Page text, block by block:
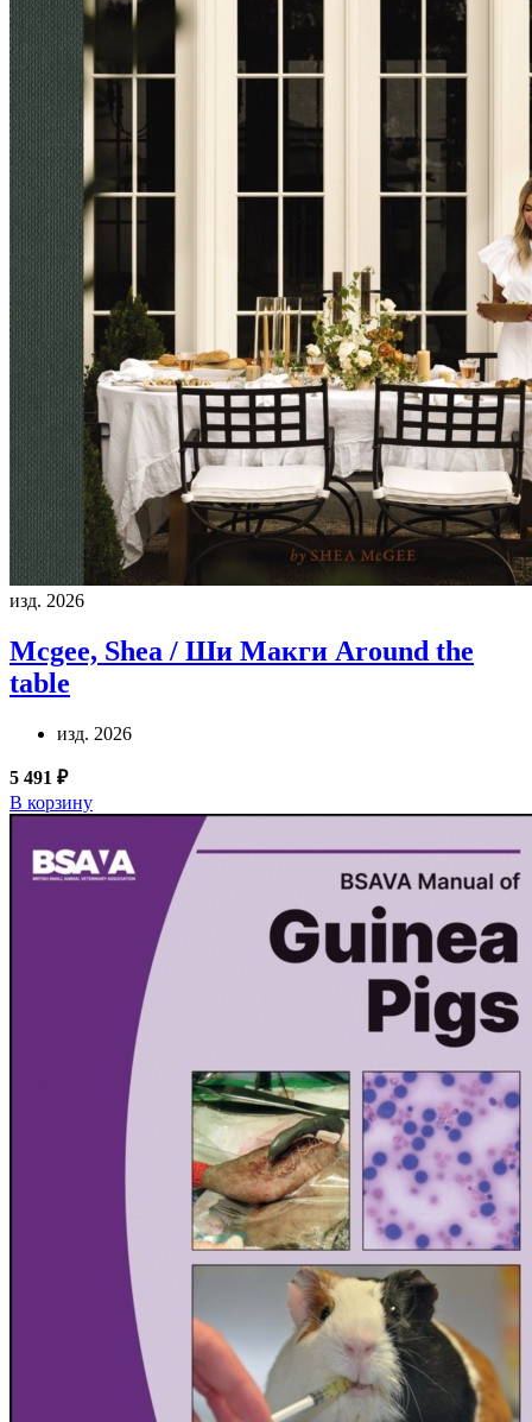
изд. 2026
Mcgee, Shea / Ши Макги Around the
table
изд. 2026
5 491 ₽
В корзину